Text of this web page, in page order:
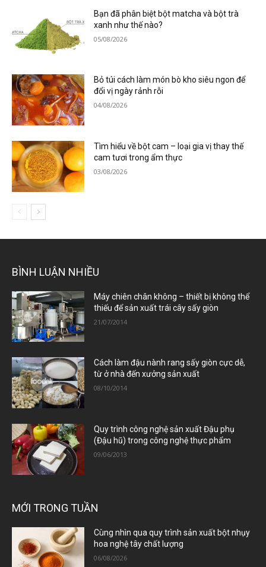
Bạn đã phân biệt bột matcha và bột trà
xanh như thế nào?
05/08/2026
Bỏ túi cách làm món bò kho siêu ngon để
đổi vị ngày rảnh rỗi
04/08/2026
Tìm hiểu về bột cam – loại gia vị thay thế
cam tươi trong ẩm thực
03/08/2026
BÌNH LUẬN NHIỀU
Máy chiên chân không – thiết bị không thể
thiếu để sản xuất trái cây sấy giòn
21/07/2014
Cách làm đậu nành rang sấy giòn cực dễ,
từ ở nhà đến xưởng sản xuất
08/10/2014
Quy trình công nghệ sản xuất Đậu phụ
(Đậu hũ) trong công nghệ thực phẩm
09/06/2013
MỚI TRONG TUẦN
Cùng nhìn qua quy trình sản xuất bột nhụy
hoa nghệ tây chất lượng
06/08/2026